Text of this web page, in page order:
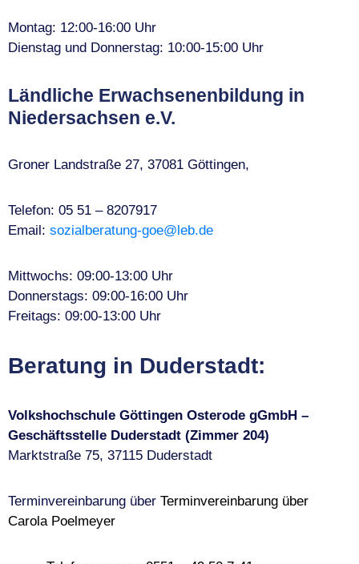
Montag: 12:00-16:00 Uhr
Dienstag und Donnerstag: 10:00-15:00 Uhr
Ländliche Erwachsenenbildung in
Niedersachsen e.V.
Groner Landstraße 27, 37081 Göttingen,
Telefon: 05 51 – 8207917
Email: sozialberatung-goe@leb.de
Mittwochs: 09:00-13:00 Uhr
Donnerstags: 09:00-16:00 Uhr
Freitags: 09:00-13:00 Uhr
Beratung in Duderstadt:
Volkshochschule Göttingen Osterode gGmbH –
Geschäftsstelle Duderstadt (Zimmer 204)
Marktstraße 75, 37115 Duderstadt
Terminvereinbarung über Terminvereinbarung über
Carola Poelmeyer